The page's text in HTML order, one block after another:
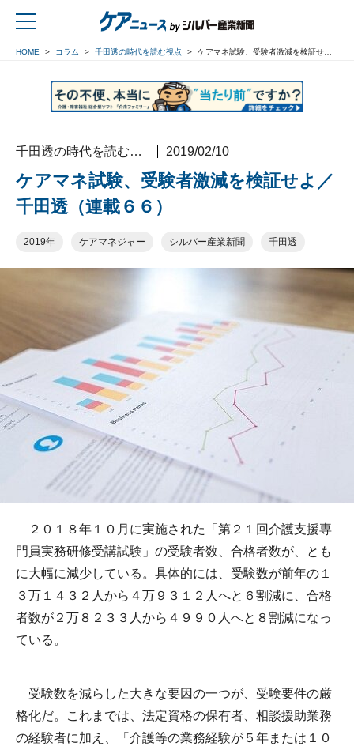
HOME コラム 千田透の時代を読む視点 ケアマネ試験、受験者激減を検証せよ／千田透（連載６６）
千田透の時代を読む視点 2019/02/10
ケアマネ試験、受験者激減を検証せよ／
千田透（連載６６）
2019年 ケアマネジャー シルバー産業新聞 千田透
２０１８年１０月に実施された「第２１回介護支援専
門員実務研修受講試験」の受験者数、合格者数が、とも
に大幅に減少している。具体的には、受験数が前年の１
３万１４３２人から４万９３１２人へと６割減に、合格
者数が２万８２３３人から４９９０人へと８割減になっ
ている。
受験数を減らした大きな要因の一つが、受験要件の厳
格化だ。これまでは、法定資格の保有者、相談援助業務
の経験者に加え、「介護等の業務経験が５年または１０